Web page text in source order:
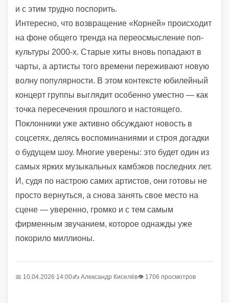
и с этим трудно поспорить.
Интересно, что возвращение «Корней» происходит
на фоне общего тренда на переосмысление поп-
культуры 2000-х. Старые хиты вновь попадают в
чарты, а артисты того времени переживают новую
волну популярности. В этом контексте юбилейный
концерт группы выглядит особенно уместно — как
точка пересечения прошлого и настоящего.
Поклонники уже активно обсуждают новость в
соцсетях, делясь воспоминаниями и строя догадки
о будущем шоу. Многие уверены: это будет один из
самых ярких музыкальных камбэков последних лет.
И, судя по настрою самих артистов, они готовы не
просто вернуться, а снова занять свое место на
сцене — уверенно, громко и с тем самым
фирменным звучанием, которое однажды уже
покорило миллионы.
📅 10.04.2026 14:00✍️ Александр Киселёв👁 1706 просмотров